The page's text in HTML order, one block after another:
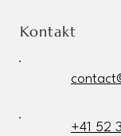
Kontakt
+41 52